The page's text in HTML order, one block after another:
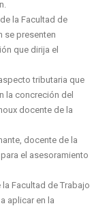
la Facultad de
se presenten
que dirija el
tributaria que
la concreción del
docente de la
docente de la
el asesoramiento
Facultad de Trabajo
aplicar en la